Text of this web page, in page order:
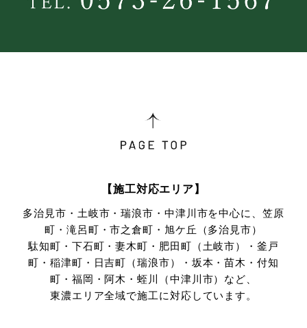
【施工対応エリア】
多治見市・土岐市・瑞浪市・中津川市を中心に、笠原
町・滝呂町・市之倉町・旭ケ丘（多治見市）
駄知町・下石町・妻木町・肥田町（土岐市）・釜戸
町・稲津町・日吉町（瑞浪市）・坂本・苗木・付知
町・ 福岡・阿木・蛭川（中津川市）など、
東濃エリア全域で施工に対応しています。